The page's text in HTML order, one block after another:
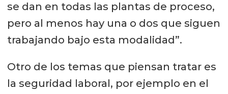
se dan en todas las plantas de proceso,
pero al menos hay una o dos que siguen
trabajando bajo esta modalidad”.
Otro de los temas que piensan tratar es
la seguridad laboral, por ejemplo en el